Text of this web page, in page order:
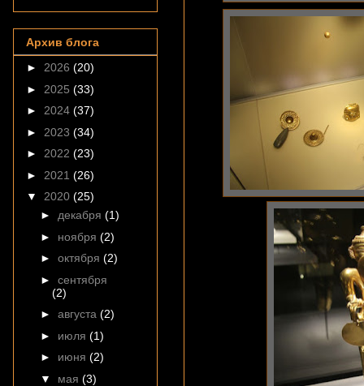
Архив блога
► 2026 (20)
► 2025 (33)
► 2024 (37)
► 2023 (34)
► 2022 (23)
► 2021 (26)
▼ 2020 (25)
► декабря (1)
► ноября (2)
► октября (2)
► сентября
(2)
► августа (2)
► июля (1)
► июня (2)
▼ мая (3)